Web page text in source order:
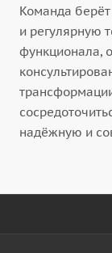
Команда берёт
и регулярную
функционала,
надёжную и